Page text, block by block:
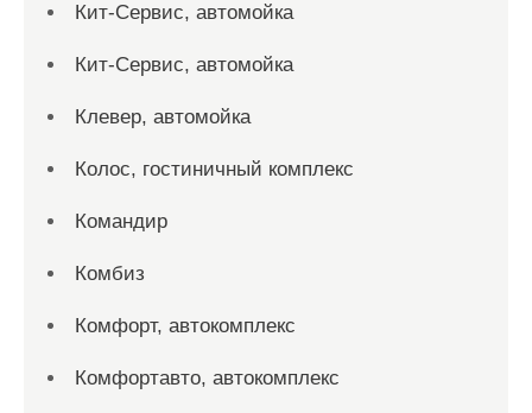
Кит-Сервис, автомойка
Кит-Сервис, автомойка
Клевер, автомойка
Колос, гостиничный комплекс
Командир
Комбиз
Комфорт, автокомплекс
Комфортавто, автокомплекс